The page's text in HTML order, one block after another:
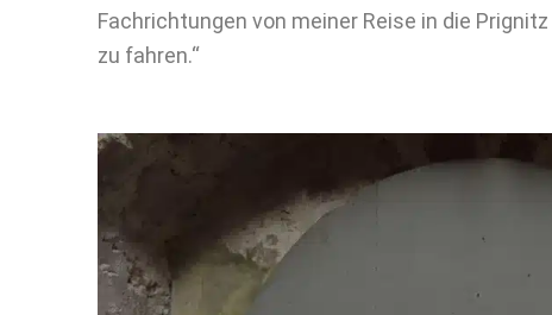
Fachrichtungen von meiner Reise in die
zu fahren.“